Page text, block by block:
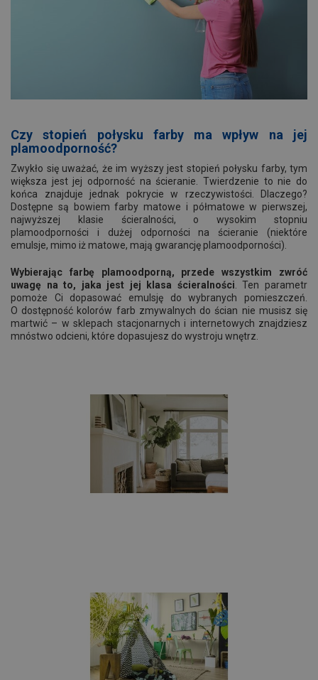
Czy stopień połysku farby ma wpływ na jej
plamoodporność?
Zwykło się uważać, że im wyższy jest stopień połysku farby, tym
większa jest jej odporność na ścieranie. Twierdzenie to nie do
końca znajduje jednak pokrycie w rzeczywistości. Dlaczego?
Dostępne są bowiem farby matowe i półmatowe w pierwszej,
najwyższej klasie ścieralności, o wysokim stopniu
plamoodporności i dużej odporności na ścieranie (niektóre
emulsje, mimo iż matowe, mają gwarancję plamoodporności).
Wybierając farbę plamoodporną, przede wszystkim zwróć
uwagę na to, jaka jest jej klasa ścieralności . Ten parametr
pomoże Ci dopasować emulsję do wybranych pomieszczeń.
O dostępność kolorów farb zmywalnych do ścian nie musisz się
martwić – w sklepach stacjonarnych i internetowych znajdziesz
mnóstwo odcieni, które dopasujesz do wystroju wnętrz.